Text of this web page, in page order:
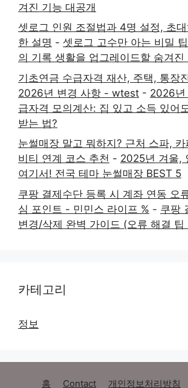
겨진 기능 대공개
셋로그 인원 조절법과 4명 설정, 초
한 설명 - 셋로그 고수만 아는 비밀
의 기록 생활을 업그레이드할 숨겨진
기초연금 수급자격 재산, 주택, 통장
2026년 변경 사항 - wtest - 2026년
급자격 모의계산: 집 있고 소득 있어
받는 법?
눈썰매장 말고 뭐하지? 근처 스파, 카
비티 연계 코스 추천 - 2025년 겨울,
여기서! 전국 테마 눈썰매장 BEST 5
쿠팡 결제수단 등록 시 계좌 연동 오
심 포인트 - 민민스 라이프 % - 쿠팡
변경/삭제 완벽 가이드 (오류 해결 팁
카테고리
정보
홈 Contact 개인정보처리방침